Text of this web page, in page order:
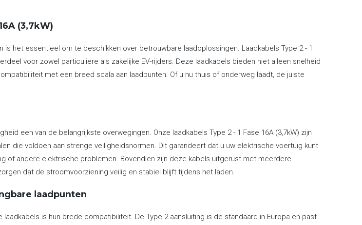
(3,7kW)
is het essentieel om te beschikken over betrouwbare laadoplossingen. Laadkabels Type 2 - 1
voor zowel particuliere als zakelijke EV-rijders. Deze laadkabels bieden niet alleen snelheid
met een breed scala aan laadpunten. Of u nu thuis of onderweg laadt, de juiste
een van de belangrijkste overwegingen. Onze laadkabels Type 2 - 1 Fase 16A (3,7kW) zijn
die voldoen aan strenge veiligheidsnormen. Dit garandeert dat u uw elektrische voertuig kunt
of andere elektrische problemen. Bovendien zijn deze kabels uitgerust met meerdere
dat de stroomvoorziening veilig en stabiel blijft tijdens het laden.
laadpunten
laadkabels is hun brede compatibiliteit. De Type 2 aansluiting is de standaard in Europa en past